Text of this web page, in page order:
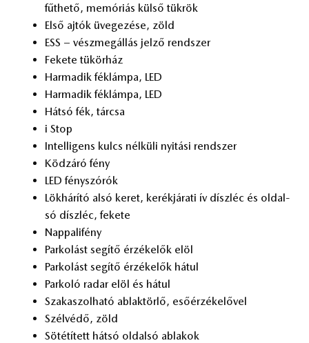
fűt­he­tő, me­mó­ri­ás kül­ső tük­rök
Első aj­tók üve­ge­zé­se, zöld
ESS – vész­meg­ál­lás jel­ző rend­szer
Fe­ke­te tü­kör­ház
Har­ma­dik fék­lám­pa, LED
Har­ma­dik fék­lám­pa, LED
Hát­só fék, tár­csa
i Stop
In­tel­li­gens kulcs nél­kü­li nyi­tá­si rend­szer
Köd­zá­ró fény
LED fény­szó­rók
Lök­há­rí­tó alsó ke­ret, ke­rék­já­ra­ti ív dísz­léc és ol­dal­
só dísz­léc, fe­ke­te
Nap­pa­li­fény
Par­ko­lást se­gí­tő ér­zé­ke­lők elöl
Par­ko­lást se­gí­tő ér­zé­ke­lők há­tul
Par­ko­ló ra­dar elöl és há­tul
Sza­ka­szol­ha­tó ab­lak­tör­lő, eső­ér­zé­ke­lő­vel
Szél­vé­dő, zöld
Sö­té­tí­tett hát­só ol­dal­só ab­la­kok